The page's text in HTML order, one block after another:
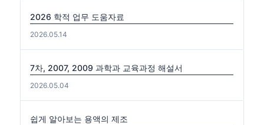
2026 학적 업무 도움자료
2026.05.14
7차, 2007, 2009 과학과 교육과정 해설서
2026.05.04
쉽게 알아보는 용액의 제조